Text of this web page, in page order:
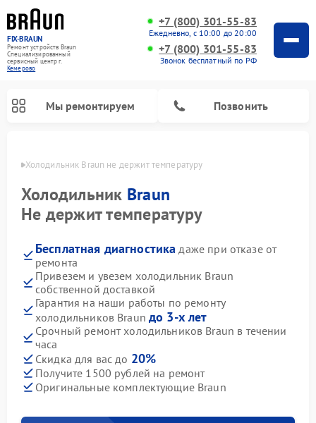
FIX-BRAUN
Ремонт устройств Braun
Специализированный
cервисный центр г.
Кемерово
+7 (800) 301-55-83
Ежедневно, с 10:00 до 20:00
+7 (800) 301-55-83
Звонок бесплатный по РФ
Мы ремонтируем Позвонить
Холодильник Braun не держит температуру
Холодильник Braun
Не держит температуру
Бесплатная диагностика даже при отказе от
ремонта
Привезем и увезем холодильник Braun
собственной доставкой
Гарантия на наши работы по ремонту
холодильников Braunдо 3-х лет
Срочный ремонт холодильников Braun в течении
часа
Скидка для вас до 20%
Получите 1500 рублей на ремонт
Оригинальные комплектующие Braun